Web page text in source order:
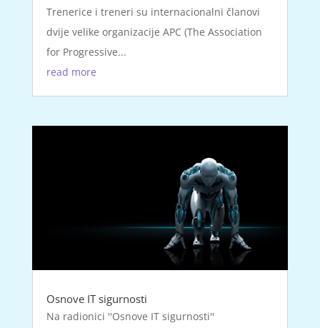
Trenerice i treneri su internacionalni članovi
dvije velike organizacije APC (The Association
for Progressive...
read more
Osnove IT sigurnosti
Na radionici ''Osnove IT sigurnosti''